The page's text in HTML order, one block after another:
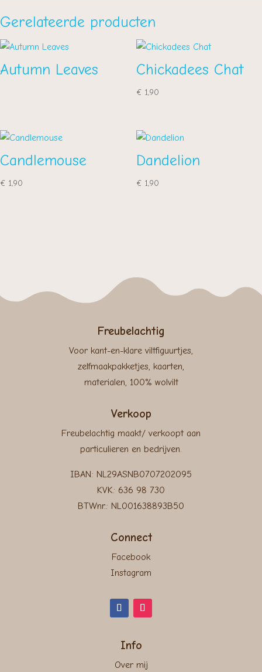
Gerelateerde producten
Autumn Leaves Chickadees Chat
€1,90
Candlemouse
€ 1,90
Dandelion
€1,90
Freubelachtig
Voor kant-en-klare viltfiguurtjes,
zelfmaakpakketjes, kaarten,
materialen, 100% wolvilt
Verkoop
Freubelachtig maakt/ verkoopt aan
particulieren en bedrijven.
IBAN: NL29ASNB0707202095
KVK: 636 98 730
BTWnr.: NL001638893B50
Connect
Facebook
Instagram
Info
Over mij